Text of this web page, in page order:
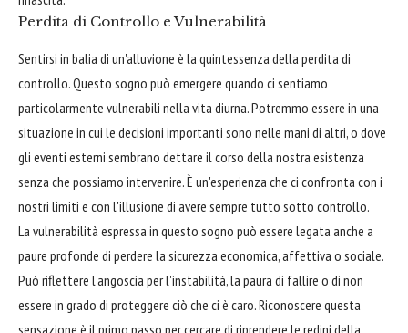
Perdita di Controllo e Vulnerabilità
Sentirsi in balia di un'alluvione è la quintessenza della perdita di
controllo. Questo sogno può emergere quando ci sentiamo
particolarmente vulnerabili nella vita diurna. Potremmo essere in una
situazione in cui le decisioni importanti sono nelle mani di altri, o dove
gli eventi esterni sembrano dettare il corso della nostra esistenza
senza che possiamo intervenire. È un'esperienza che ci confronta con i
nostri limiti e con l'illusione di avere sempre tutto sotto controllo.
La vulnerabilità espressa in questo sogno può essere legata anche a
paure profonde di perdere la sicurezza economica, affettiva o sociale.
Può riflettere l'angoscia per l'instabilità, la paura di fallire o di non
essere in grado di proteggere ciò che ci è caro. Riconoscere questa